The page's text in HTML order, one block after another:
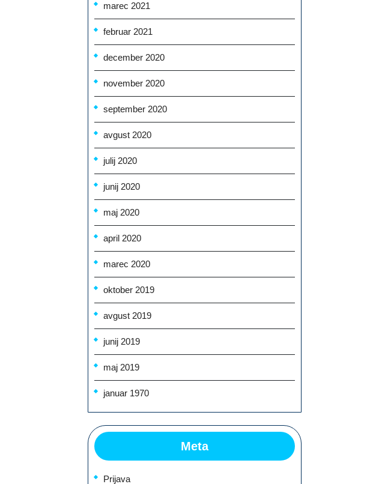
marec 2021
februar 2021
december 2020
november 2020
september 2020
avgust 2020
julij 2020
junij 2020
maj 2020
april 2020
marec 2020
oktober 2019
avgust 2019
junij 2019
maj 2019
januar 1970
Meta
Prijava